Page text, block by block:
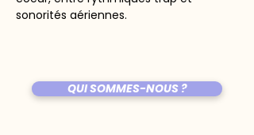
sonorités aériennes.
QUI SOMMES-NOUS ?